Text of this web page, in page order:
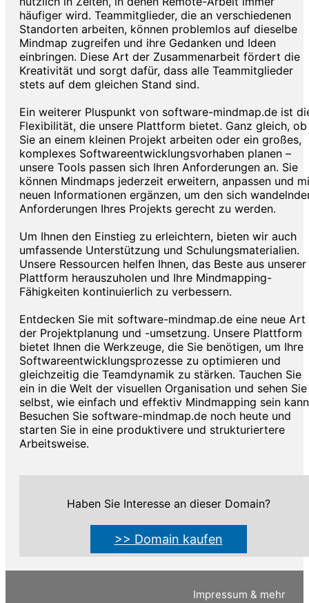
häufiger wird. Teammitglieder, die an verschiedenen
Standorten arbeiten, können problemlos auf dieselbe
Mindmap zugreifen und ihre Gedanken und Ideen
einbringen. Diese Art der Zusammenarbeit fördert die
Kreativität und sorgt dafür, dass alle Teammitglieder
stets auf dem gleichen Stand sind.
Ein weiterer Pluspunkt von software-mindmap.de ist
Flexibilität, die unsere Plattform bietet. Ganz gleich, ob
Sie an einem kleinen Projekt arbeiten oder ein großes,
komplexes Softwareentwicklungsvorhaben planen –
unsere Tools passen sich Ihren Anforderungen an. Sie
können Mindmaps jederzeit erweitern, anpassen und
neuen Informationen ergänzen, um den sich
Anforderungen Ihres Projekts gerecht zu werden.
Um Ihnen den Einstieg zu erleichtern, bieten wir auch
umfassende Unterstützung und Schulungsmaterialien.
Unsere Ressourcen helfen Ihnen, das Beste aus unserer
Plattform herauszuholen und Ihre Mindmapping-
Fähigkeiten kontinuierlich zu verbessern.
Entdecken Sie mit software-mindmap.de eine neue Art
der Projektplanung und -umsetzung. Unsere Plattform
bietet Ihnen die Werkzeuge, die Sie benötigen, um Ihre
Softwareentwicklungsprozesse zu optimieren und
gleichzeitig die Teamdynamik zu stärken. Tauchen Sie
ein in die Welt der visuellen Organisation und sehen Sie
selbst, wie einfach und effektiv Mindmapping sein
Besuchen Sie software-mindmap.de noch heute und
starten Sie in eine produktivere und strukturiertere
Arbeitsweise.
Haben Sie Interesse an dieser Domain?
>> Domain kaufen
Impressum & mehr